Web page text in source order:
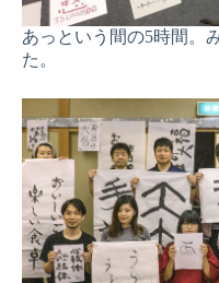
あっという間の5時間。
た。